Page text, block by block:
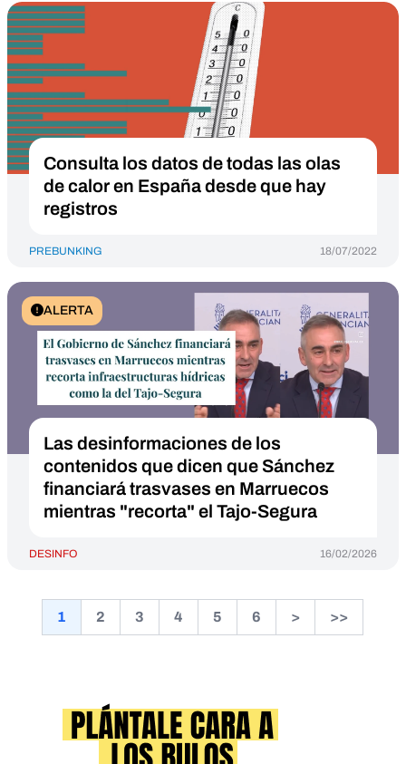
Consulta los datos de todas las olas
de calor en España desde que hay
registros
PREBUNKING 18/07/2022
ALERTA
Las desinformaciones de los
contenidos que dicen que Sánchez
financiará trasvases en Marruecos
mientras "recorta" el Tajo-Segura
DESINFO 16/02/2026
1 2 3 4 5 6 > >>